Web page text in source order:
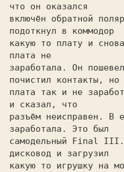
что он оказался
включён обратной
подоткнул в коммодор
какую то плату и
плата не
заработала. Он
почистил контакты, но
плата так и не
и сказал, что
разъём неисправен. В
заработала. Это был
самодельный Final III.
дисковод и загрузил
какую то игрушку на